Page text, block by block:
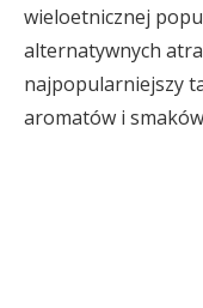
wieloetnicznej
alternatywnych
najpopularniejszy
aromatów i